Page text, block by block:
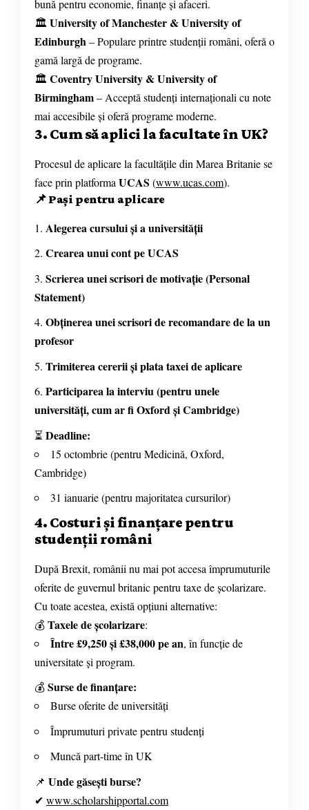
bună pentru economie, finanțe și afaceri.
🏛 University of Manchester & University of
Edinburgh– Populare printre studenții români, oferă o
gamă largă de programe.
🏛 Coventry University & University of
Birmingham– Acceptă studenți internaționali cu note
mai accesibile și oferă programe moderne.
3. Cum să aplici la facultate în UK?
Procesul de aplicare la facultățile din Marea Britanie se
face prin platforma UCAS (www.ucas.com).
📌 Pași pentru aplicare
Alegerea cursului și a universității
Crearea unui cont pe UCAS
Scrierea unei scrisori de motivație (Personal
Statement)
Obținerea unei scrisori de recomandare de la un
profesor
Trimiterea cererii și plata taxei de aplicare
Participarea la interviu (pentru unele
universități, cum ar fi Oxford și Cambridge)
⏳ Deadline:
15 octombrie (pentru Medicină, Oxford,
Cambridge)
31 ianuarie (pentru majoritatea cursurilor)
4. Costuri și finanțare pentru
studenții români
După Brexit, românii nu mai pot accesa împrumuturile
oferite de guvernul britanic pentru taxe de școlarizare.
Cu toate acestea, există opțiuni alternative:
💰Taxele de școlarizare:
Între £9,250 și £38,000 pe an, în funcție de
universitate și program.
💰Surse de finanțare:
Burse oferite de universități
Împrumuturi private pentru studenți
Muncă part-time în UK
📌 Unde găsești burse?
✔ www.scholarshipportal.com